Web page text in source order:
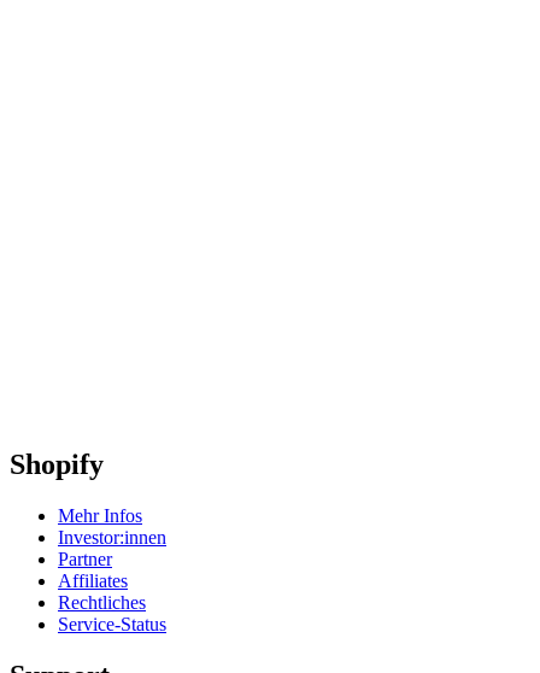
Shopify
Mehr Infos
Investor:innen
Partner
Affiliates
Rechtliches
Service-Status